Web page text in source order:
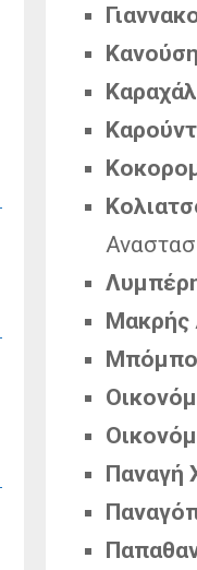
Μακρής
Παναγή